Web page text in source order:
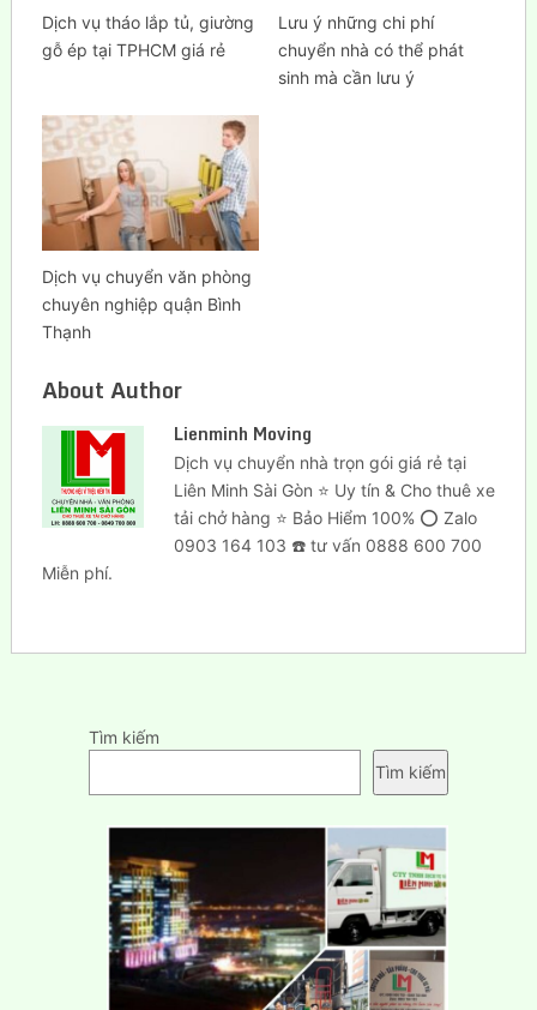
Dịch vụ tháo lắp tủ, giường
gỗ ép tại TPHCM giá rẻ
Lưu ý những chi phí
chuyển nhà có thể phát
sinh mà cần lưu ý
Dịch vụ chuyển văn phòng
chuyên nghiệp quận Bình
Thạnh
About Author
Lienminh Moving
Dịch vụ chuyển nhà trọn gói giá rẻ tại
Liên Minh Sài Gòn ⭐ Uy tín & Cho thuê xe
tải chở hàng ⭐ Bảo Hiểm 100% ⭕ Zalo
0903 164 103 ☎️ tư vấn 0888 600 700
Miễn phí.
Tìm kiếm
Tìm kiếm